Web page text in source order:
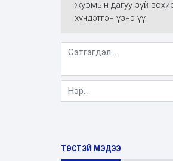
журмын дагуу зүй
хүндэтгэн үзнэ үү.
ТӨСТЭЙ МЭДЭЭ